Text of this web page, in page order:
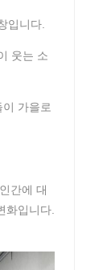
입니다.
웃는 소
가을로
간에 대
화입니다.